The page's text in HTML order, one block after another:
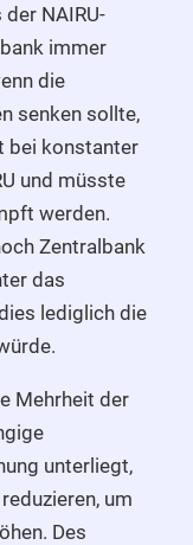
NAIRU-
immer
die
senken sollte,
bei konstanter
und müsste
werden.
Zentralbank
das
lediglich die
Mehrheit der
unterliegt,
um
Des